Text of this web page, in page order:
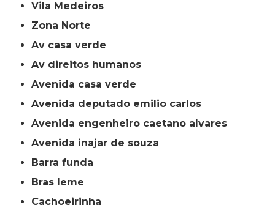
Vila Medeiros
Zona Norte
av casa verde
av direitos humanos
avenida casa verde
avenida deputado emilio carlos
avenida engenheiro caetano alvares
avenida inajar de souza
barra funda
bras leme
cachoeirinha